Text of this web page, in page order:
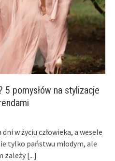
5 pomysłów na stylizacje
w życiu człowieka, a wesele
tylko państwu młodym, ale
zależy [...]